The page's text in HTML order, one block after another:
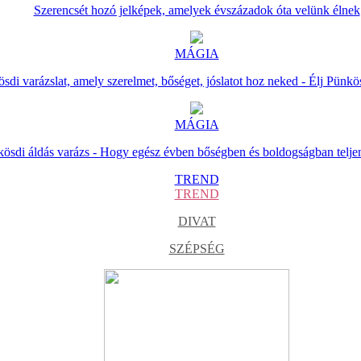
Szerencsét hozó jelképek, amelyek évszázadok óta velünk élnek
MÁGIA
varázslat, amely szerelmet, bőséget, jóslatot hoz neked - Élj
MÁGIA
áldás varázs - Hogy egész évben bőségben és boldogságban
TREND
TREND
DIVAT
SZÉPSÉG